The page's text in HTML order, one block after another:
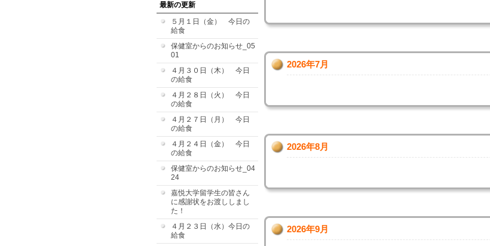
最新の更新
５月１日（金） 今日の
給食
保健室からのお知らせ_05
01
４月３０日（木） 今日
の給食
４月２８日（火） 今日
の給食
４月２７日（月） 今日
の給食
４月２４日（金） 今日
の給食
保健室からのお知らせ_04
24
嘉悦大学留学生の皆さん
に感謝状をお渡ししまし
た！
４月２３日（水）今日の
給食
2026年7月
2026年8月
2026年9月